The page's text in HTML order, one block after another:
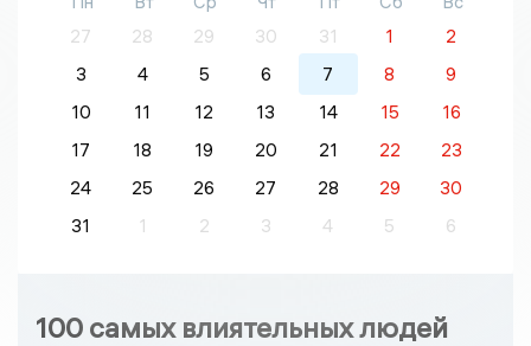
27
28 29 30 31 1
2
3
4 5 6 7 8
9
10
11 12 13 14 15
16
17
18 19 20 21 22
23
24
25 26 27 28 29
30
31
1 2 3 4 5 6
100 самых влиятельных людей